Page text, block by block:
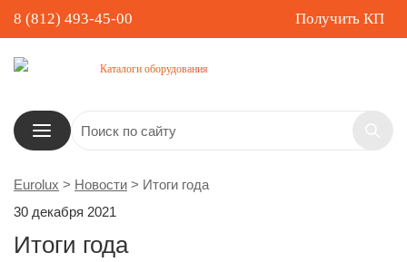
8 (812) 493-45-00 Получить КП
Каталоги оборудования
Eurolux > Новости > Итоги года
30 декабря 2021
Итоги года